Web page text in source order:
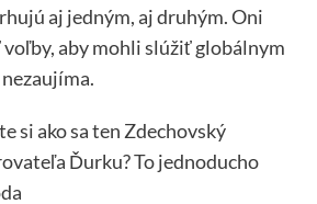
aj jedným, aj druhým. Oni
aby mohli slúžiť globálnym
si ako sa ten Zdechovský
Ďurku? To jednoducho